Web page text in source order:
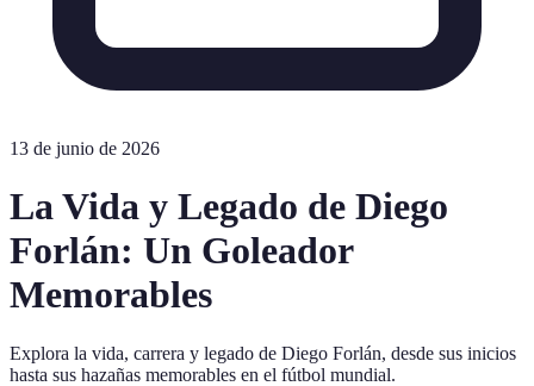
13 de junio de 2026
La Vida y Legado de Diego
Forlán: Un Goleador
Memorables
Explora la vida, carrera y legado de Diego Forlán, desde sus inicios
hasta sus hazañas memorables en el fútbol mundial.